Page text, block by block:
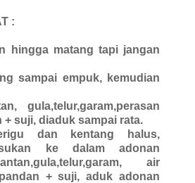
:
hingga matang tapi jangan
sampai empuk, kemudian
gula,telur,garam,perasan
+ suji, diaduk sampai rata.
dan kentang halus,
ke dalam adonan
air
+ suji, aduk adonan